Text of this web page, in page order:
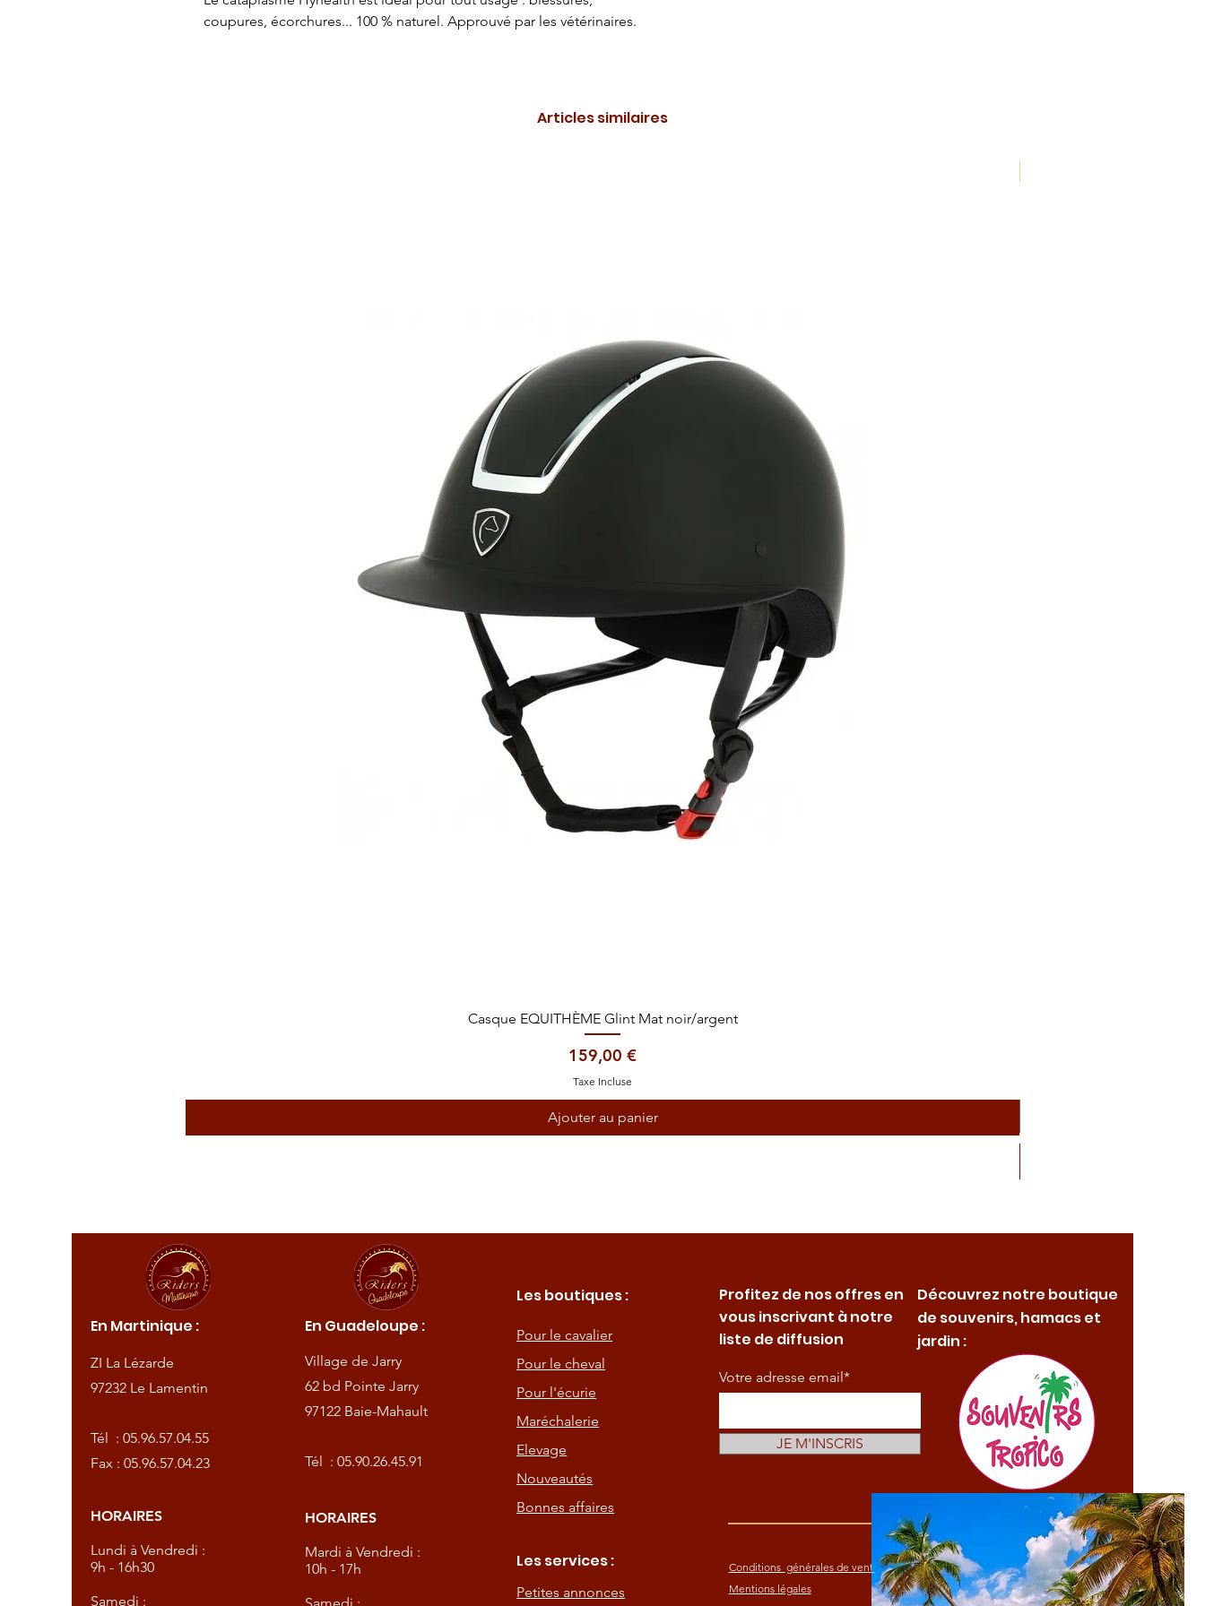
coupures, écorchures... 100 % naturel. Approuvé par les vétérinaires.
Articles similaires
Aperçu rapide
Casque EQUITHÈME Glint Mat noir/argent
Prix
159,00 €
Taxe Incluse
Ajouter au panier
En Martinique :
ZI La Lézarde
97232 Le Lamentin
Tél :05.96.57.04.55
Fax : 05.96.57.04.23
HORAIRES
Lundi à Vendredi :
9h - 16h30
Samedi :
En Guadeloupe :
Village de Jarry
62 bd Pointe Jarry
97122 Baie-Mahault
Tél : 05.90.26.45.91
HORAIRES
Mardi à Vendredi :
10h - 17h
Les boutiques :
Pour le cavalier
Pour le cheval
Pour l'écurie
Maréchalerie
Elevage
Nouveautés
Bonnes affaires
Les services :
Petites annonces
Profitez de nos offres en
vous inscrivant à notre
liste de diffusion
Votre adresse email*
JE M'INSCRIS
Conditions générales de vente
Mentions légales
Découvrez notre boutique
de souvenirs, hamacs et
jardin :